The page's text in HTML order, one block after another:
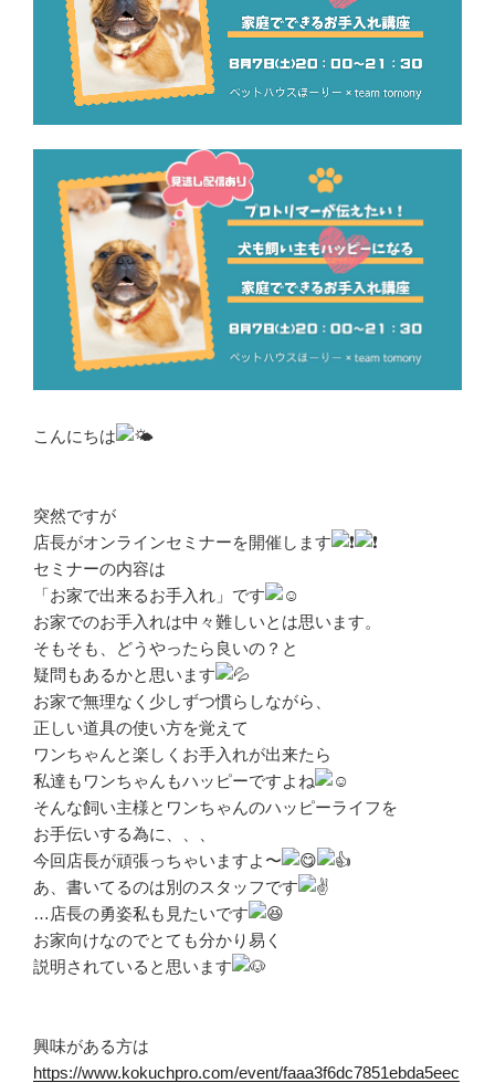
こんにちは
突然ですが
店長がオンラインセミナーを開催します
セミナーの内容は
「お家で出来るお手入れ」です
お家でのお手入れは中々難しいとは思います。
そもそも、どうやったら良いの？と
疑問もあるかと思います
お家で無理なく少しずつ慣らしながら、
正しい道具の使い方を覚えて
ワンちゃんと楽しくお手入れが出来たら
私達もワンちゃんもハッピーですよね
そんな飼い主様とワンちゃんのハッピーライフを
お手伝いする為に、、、
今回店長が頑張っちゃいますよ〜
あ、書いてるのは別のスタッフです
…店長の勇姿私も見たいです
お家向けなのでとても分かり易く
説明されていると思います
興味がある方は
https://www.kokuchpro.com/event/faaa3f6dc7851ebda5eec